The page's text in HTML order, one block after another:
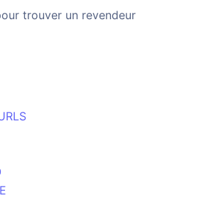
trouver un revendeur